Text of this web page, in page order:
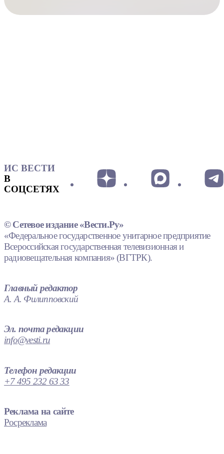
ИС ВЕСТИ
В
СОЦСЕТЯХ
© Сетевое издание «Вести.Ру»
«Федеральное государственное унитарное предприятие
Всероссийская государственная телевизионная и
радиовещательная компания» (ВГТРК).
Главный редактор
А. А. Филипповский
Эл. почта редакции
info@vesti.ru
Телефон редакции
+7 495 232 63 33
Реклама на сайте
Росреклама